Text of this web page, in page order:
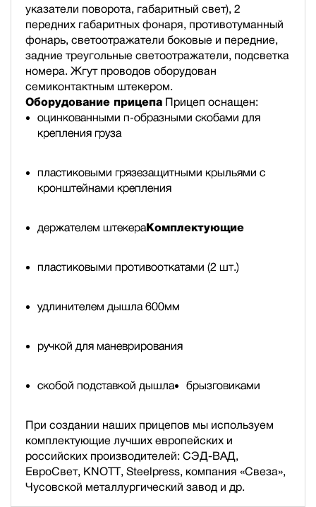
указатели поворота, габаритный свет), 2
передних габаритных фонаря, противотуманный
фонарь, светоотражатели боковые и передние,
задние треугольные светоотражатели, подсветка
номера. Жгут проводов оборудован
семиконтактным штекером.
Оборудование прицепа Прицеп оснащен:
оцинкованными п-образными скобами для
крепления груза
пластиковыми грязезащитными крыльями с
кронштейнами крепления
держателем штекера
пластиковыми противооткатами (2 шт.)
удлинителем дышла 600мм
ручкой для маневрирования
скобой подставкой дышла брызговиками
Комплектующие
При создании наших прицепов мы используем
комплектующие лучших европейских и
российских производителей: СЭД-ВАД,
ЕвроСвет, KNOTT, Steelpress, компания «Свеза»,
Чусовской металлургический завод и др.